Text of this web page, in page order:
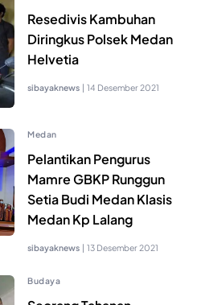
Resedivis Kambuhan
Diringkus Polsek Medan
Helvetia
sibayaknews | 14 Desember 2021
Medan
Pelantikan Pengurus
Mamre GBKP Runggun
Setia Budi Medan Klasis
Medan Kp Lalang
sibayaknews | 13 Desember 2021
Budaya